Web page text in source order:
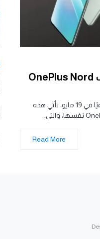
سيتم الكشف عن هاتف OnePlus Nord
سيصل OnePlus Nord 2T 5G رسميًا في 19 مايو، تأتي هذه
Read More